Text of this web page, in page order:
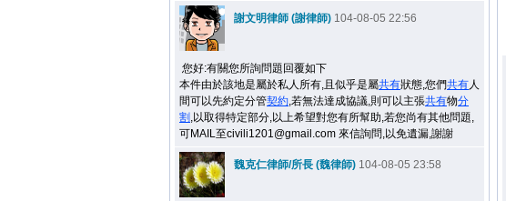
謝文明律師 (謝律師) 104-08-05 22:56
您好:有關您所詢問題回覆如下
本件由於該地是屬於私人所有,且似乎是屬共有狀態,您們共有人
間可以先約定分管契約,若無法達成協議,則可以主張共有物分
割 ,以取得特定部分,以上希望對您有所幫助,若您尚有其他問題,
可MAIL至civili1201@gmail.com 來信詢問,以免遺漏,謝謝
魏克仁律師/所長 (魏律師) 104-08-05 23:58